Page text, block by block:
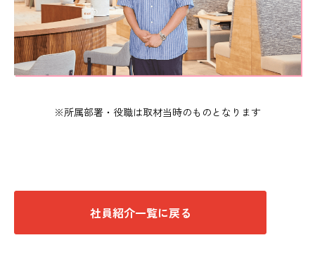
※所属部署・役職は取材当時のものとなります
社員紹介一覧に戻る